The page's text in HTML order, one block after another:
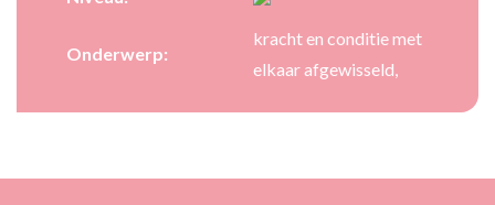
Onderwerp:
kracht en conditie met
elkaar afgewisseld,